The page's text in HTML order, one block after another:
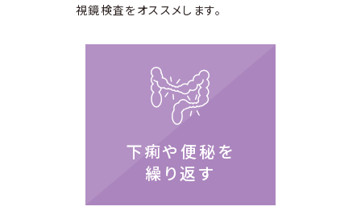
視鏡検査をオススメします。
下痢や便秘を
繰り返す